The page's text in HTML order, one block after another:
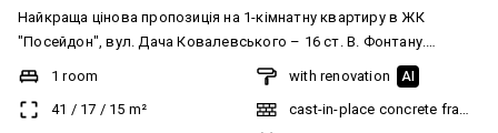
Найкраща цінова пропозиція на 1-кімнатну квартиру в ЖК
"Посейдон", вул. Дача Ковалевського – 16 ст. В. Фонтану.
Квартира правильного планування з роздільними кімнатою та
кухнею. З кухні вихід на балкон. Вид на море! У квартирі виконано
євроремонт з екологічно чистих матеріалів. Електрика та
1 room
41 / 17 / 15 m²
with renovation AI
cast-in-place concrete frame